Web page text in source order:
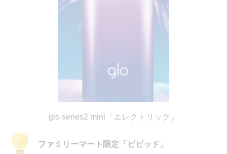
glo series2 mini「エレクトリック」
ファミリーマート限定「ビビッド」